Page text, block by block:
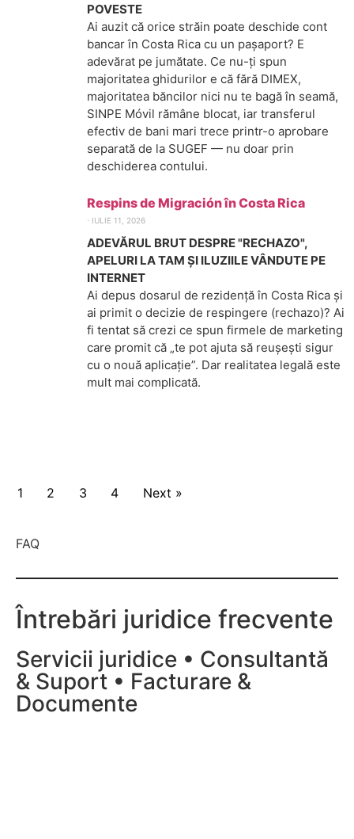
POVESTE
Ai auzit că orice străin poate deschide cont
bancar în Costa Rica cu un pașaport? E
adevărat pe jumătate. Ce nu-ți spun
majoritatea ghidurilor e că fără DIMEX,
majoritatea băncilor nici nu te bagă în seamă,
SINPE Móvil rămâne blocat, iar transferul
efectiv de bani mari trece printr-o aprobare
separată de la SUGEF — nu doar prin
deschiderea contului.
Respins de Migración în Costa Rica
⋅ IULIE 11, 2026
ADEVĂRUL BRUT DESPRE "RECHAZO",
APELURI LA TAM ȘI ILUZIILE VÂNDUTE PE
INTERNET
Ai depus dosarul de rezidență în Costa Rica și
ai primit o decizie de respingere (rechazo)? Ai
fi tentat să crezi ce spun firmele de marketing
care promit că „te pot ajuta să reușești sigur
cu o nouă aplicație”. Dar realitatea legală este
mult mai complicată.
1 2 3 4 Next »
FAQ
Întrebări juridice frecvente
Servicii juridice • Consultantă
& Suport • Facturare &
Documente